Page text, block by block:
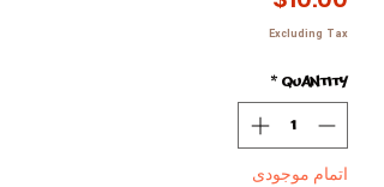
Excluding Tax
Quantity
*
اتمام موجودی